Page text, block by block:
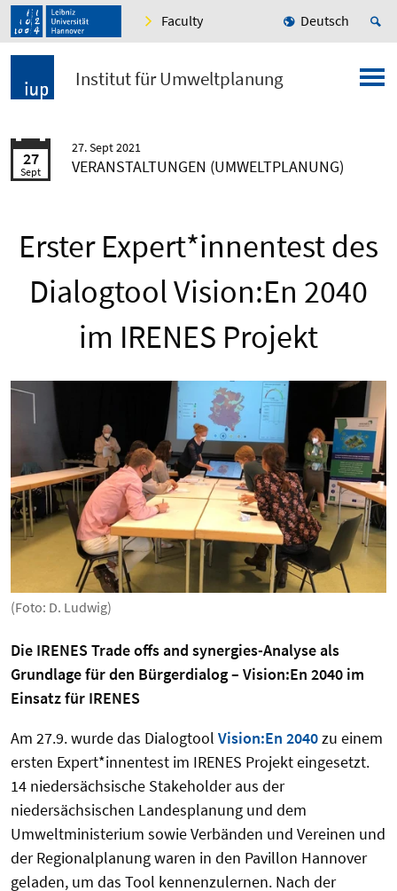
Faculty Deutsch
Institut für Umweltplanung
27
Sept
27. Sept 2021
VERANSTALTUNGEN (UMWELTPLANUNG)
Erster Expert*innentest des
Dialogtool Vision:En 2040
im IRENES Projekt
(Foto: D. Ludwig)
Die IRENES Trade offs and synergies-Analyse als
Grundlage für den Bürgerdialog – Vision:En 2040 im
Einsatz für IRENES
Am 27.9. wurde das Dialogtool Vision:En 2040zu einem
ersten Expert*innentest im IRENES Projekt eingesetzt.
14 niedersächsische Stakeholder aus der
niedersächsischen Landesplanung und dem
Umweltministerium sowie Verbänden und Vereinen und
der Regionalplanung waren in den Pavillon Hannover
geladen, um das Tool kennenzulernen. Nach der